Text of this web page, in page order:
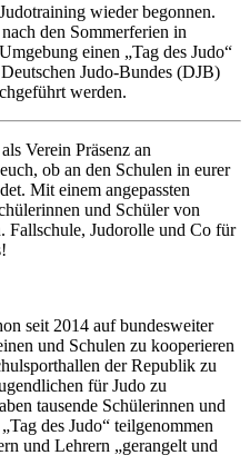
wieder begonnen.
den Sommerferien in
einen „Tag des Judo“
Judo-Bundes (DJB)
werden.
Verein Präsenz an
ob an den Schulen in eurer
Mit einem angepassten
und Schüler von
Fallschule, Judorolle und Co für
seit 2014 auf bundesweiter
und Schulen zu kooperieren
der Republik zu
für Judo zu
tausende Schülerinnen und
des Judo“ teilgenommen
und Lehrern „gerangelt und